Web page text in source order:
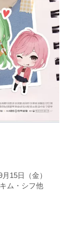
15日（金）
ム・シフ他